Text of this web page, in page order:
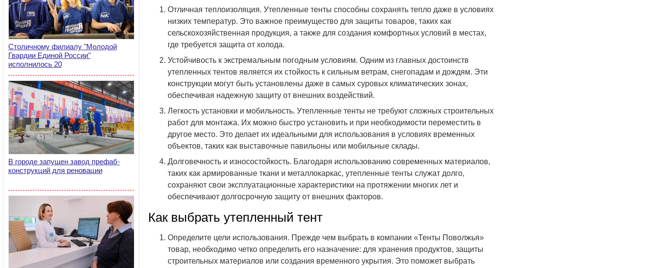
Столичному филиалу "Молодой
Гвардии Единой России"
исполнилось 20
В городе запущен завод префаб-
конструкций для реновации
Отличная теплоизоляция. Утепленные тенты способны сохранять тепло даже в условиях
низких температур. Это важное преимущество для защиты товаров, таких как
сельскохозяйственная продукция, а также для создания комфортных условий в местах,
где требуется защита от холода.
Устойчивость к экстремальным погодным условиям. Одним из главных достоинств
утепленных тентов является их стойкость к сильным ветрам, снегопадам и дождям. Эти
конструкции могут быть установлены даже в самых суровых климатических зонах,
обеспечивая надежную защиту от внешних воздействий.
Легкость установки и мобильность. Утепленные тенты не требуют сложных строительных
работ для монтажа. Их можно быстро установить и при необходимости переместить в
другое место. Это делает их идеальными для использования в условиях временных
объектов, таких как выставочные павильоны или мобильные склады.
Долговечность и износостойкость. Благодаря использованию современных материалов,
таких как армированные ткани и металлокаркас, утепленные тенты служат долго,
сохраняют свои эксплуатационные характеристики на протяжении многих лет и
обеспечивают долгосрочную защиту от внешних факторов.
Как выбрать утепленный тент
Определите цели использования. Прежде чем выбрать в компании «Тенты Поволжья»
товар, необходимо четко определить его назначение: для хранения продуктов, защиты
строительных материалов или создания временного укрытия. Это поможет выбрать